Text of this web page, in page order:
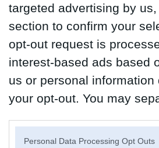
targeted advertising by
section to confirm your
opt-out request is
interest-based ads based
us or personal
your opt-out. You may
Personal Data Processing Opt Outs